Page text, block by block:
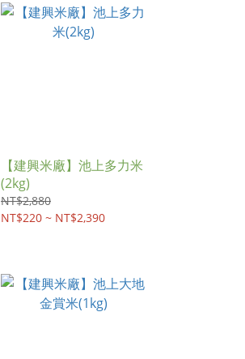
【建興米廠】池上多力米
(2kg)
NT$2,880
NT$220 ~ NT$2,390